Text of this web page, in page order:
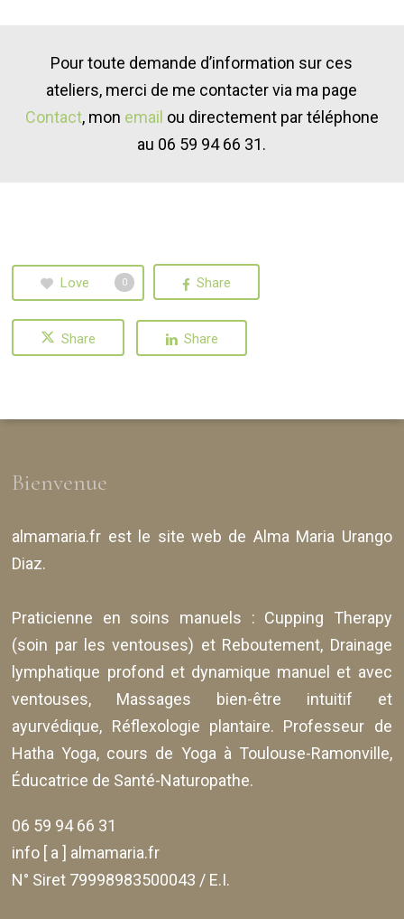
Pour toute demande d’information sur ces
ateliers, merci de me contacter via ma page
Contact, mon email ou directement par téléphone
au 06 59 94 66 31.
Love 0 Share
Share Share
Bienvenue
almamaria.fr est le site web de Alma Maria Urango
Diaz.
Praticienne en soins manuels : Cupping Therapy
(soin par les ventouses) et Reboutement, Drainage
lymphatique profond et dynamique manuel et avec
ventouses, Massages bien-être intuitif et
ayurvédique, Réflexologie plantaire. Professeur de
Hatha Yoga, cours de Yoga à Toulouse-Ramonville,
Éducatrice de Santé-Naturopathe.
06 59 94 66 31
info [ a ] almamaria.fr
N° Siret 79998983500043 / E.I.